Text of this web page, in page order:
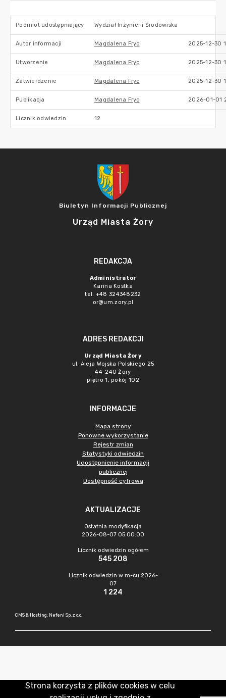
Podmiot udostępniający Wydział Inżynierii Środowiska
Autor informacji Magdalena Fryc 2025-12-30
Utworzenie Magdalena Fryc 2025-12-30
Zatwierdzenie Magdalena Fryc 2025-12-30
Publikacja Magdalena Fryc 2026-01-01
Licznik odwiedzin 12
Biuletyn Informacji Publicznej
Urząd Miasta Żory
REDAKCJA
Administrator
Karina Kostka
tel. +48 324348232
or@um.zory.pl
ADRES REDAKCJI
Urząd Miasta Żory
ul. Aleja Wojska Polskiego 25
44-240 Żory
piętro 1, pokój 102
INFORMACJE
Mapa strony
Ponowne wykorzystanie
Rejestr zmian
Statystyki odwiedzin
Udostępnienie informacji
publicznej
Dostępność cyfrowa
AKTUALIZACJE
Ostatnia modyfikacja
2026-08-07 05:00:00
Licznik odwiedzin ogółem
545 208
Licznik odwiedzin w m-cu 2026-
07
1 224
CMS & Hosting: Nefeni Sp. z o.o.
Strona korzysta z plików cookies w celu